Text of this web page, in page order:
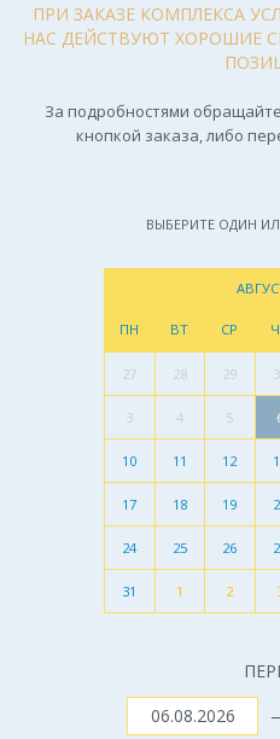
ПРИ ЗАКАЗЕ КОМПЛЕКСА
НАС ДЕЙСТВУЮТ ХОРОШИЕ
За подробностями
кнопкой заказа, либо
ВЫБЕРИТЕ ОДИН
ПН ВТ СР
27 28 29
3 4 5
10 11 12
17 18 19
24 25 26
31 1 2